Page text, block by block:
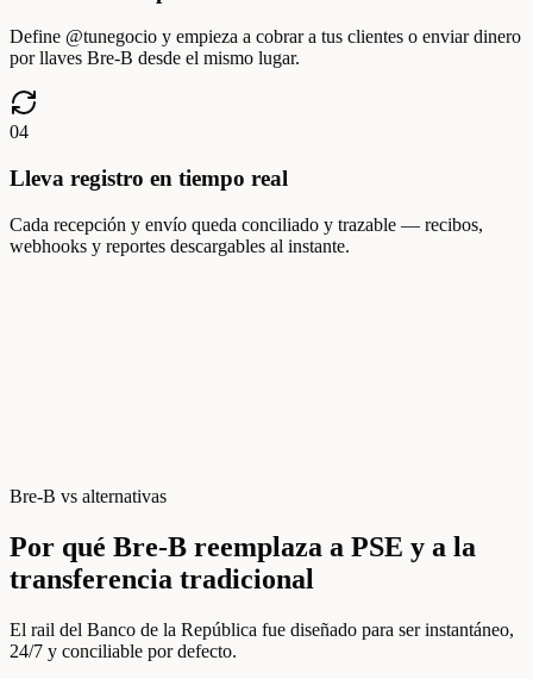
Define @tunegocio y empieza a cobrar a tus clientes o enviar dinero
por llaves Bre-B desde el mismo lugar.
04
Lleva registro en tiempo real
Cada recepción y envío queda conciliado y trazable — recibos,
webhooks y reportes descargables al instante.
Bre-B vs alternativas
Por qué Bre-B reemplaza a PSE y a la
transferencia tradicional
El rail del Banco de la República fue diseñado para ser instantáneo,
24/7 y conciliable por defecto.